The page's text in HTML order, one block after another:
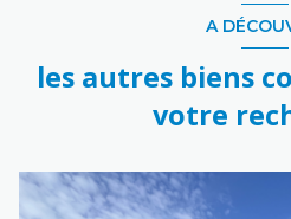
A
les autres biens
votre